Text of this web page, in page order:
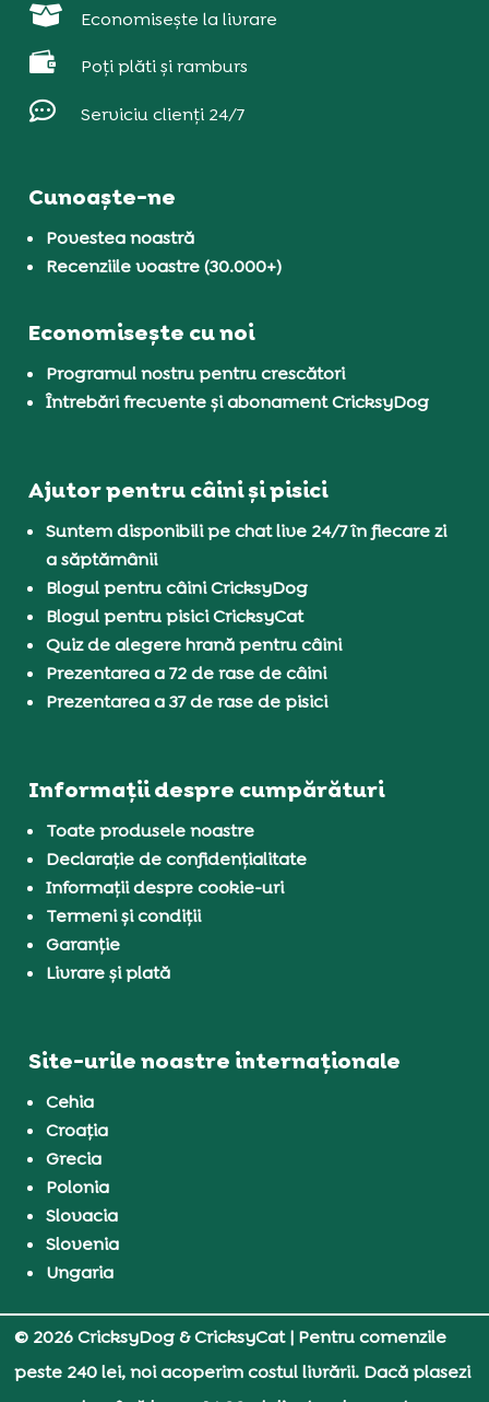
 Economisește la livrare
 Poți plăti și ramburs
 Serviciu clienți 24/7
Cunoaște-ne
Povestea noastră
Recenziile voastre (30.000+)
Economisește cu noi
Programul nostru pentru crescători
Întrebări frecvente și abonament CricksyDog
Ajutor pentru câini și pisici
Suntem disponibili pe chat live 24/7 în fiecare zi
a săptămânii
Blogul pentru câini CricksyDog
Blogul pentru pisici CricksyCat
Quiz de alegere hrană pentru câini
Prezentarea a 72 de rase de câini
Prezentarea a 37 de rase de pisici
Informații despre cumpărături
Toate produsele noastre
Declarație de confidențialitate
Informații despre cookie-uri
Termeni și condiții
Garanție
Livrare și plată
Site-urile noastre internaționale
Cehia
Croația
Grecia
Polonia
Slovacia
Slovenia
Ungaria
© 2026 CricksyDog & CricksyCat| Pentru comenzile
peste 240 lei, noi acoperim costul livrării. Dacă plasezi